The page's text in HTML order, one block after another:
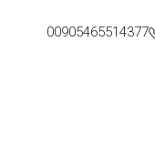
00905465514377